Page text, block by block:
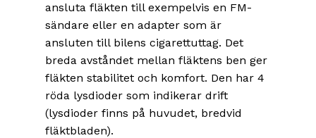
ansluta fläkten till exempelvis en FM-
sändare eller en adapter som är
ansluten till bilens cigarettuttag. Det
breda avståndet mellan fläktens ben ger
fläkten stabilitet och komfort. Den har 4
röda lysdioder som indikerar drift
(lysdioder finns på huvudet, bredvid
fläktbladen).